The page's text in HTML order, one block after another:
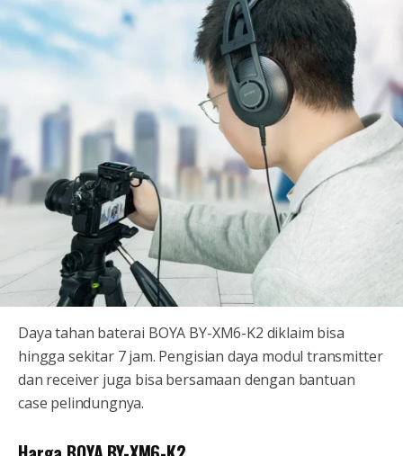
Daya tahan baterai BOYA BY-XM6-K2 diklaim bisa
hingga sekitar 7 jam. Pengisian daya modul transmitter
dan receiver juga bisa bersamaan dengan bantuan
case pelindungnya.